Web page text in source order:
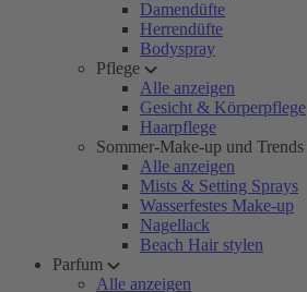
Damendüfte
Herrendüfte
Bodyspray
Pflege
Alle anzeigen
Gesicht & Körperpflege
Haarpflege
Sommer-Make-up und Trends
Alle anzeigen
Mists & Setting Sprays
Wasserfestes Make-up
Nagellack
Beach Hair stylen
Parfum
Alle anzeigen